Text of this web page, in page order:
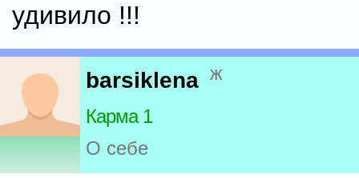
удивило !!!
barsiklena ж
Карма 1
О себе